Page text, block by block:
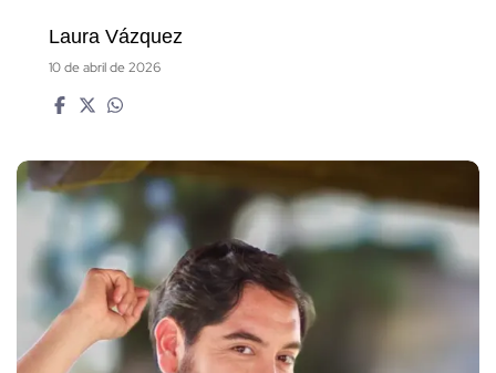
Laura Vázquez
10 de abril de 2026